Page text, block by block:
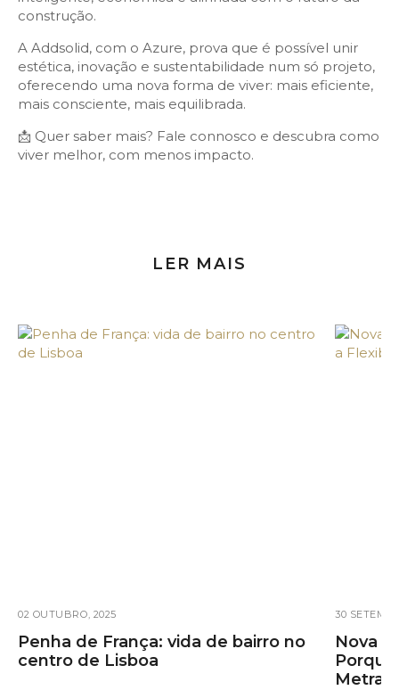
construção.
A Addsolid, com o Azure, prova que é possível unir
estética, inovação e sustentabilidade num só projeto,
oferecendo uma nova forma de viver: mais eficiente,
mais consciente, mais equilibrada.
📩 Quer saber mais? Fale connosco e descubra como
viver melhor, com menos impacto.
LER MAIS
02 OUTUBRO, 2025
Penha de França: vida de bairro no
centro de Lisboa
30
Nova